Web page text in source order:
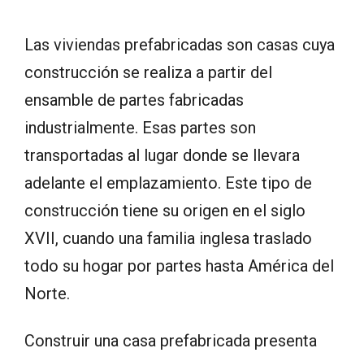
Las viviendas prefabricadas son casas cuya
construcción se realiza a partir del
ensamble de partes fabricadas
industrialmente. Esas partes son
transportadas al lugar donde se llevara
adelante el emplazamiento. Este tipo de
construcción tiene su origen en el siglo
XVII, cuando una familia inglesa traslado
todo su hogar por partes hasta América del
Norte.
Construir una casa prefabricada presenta